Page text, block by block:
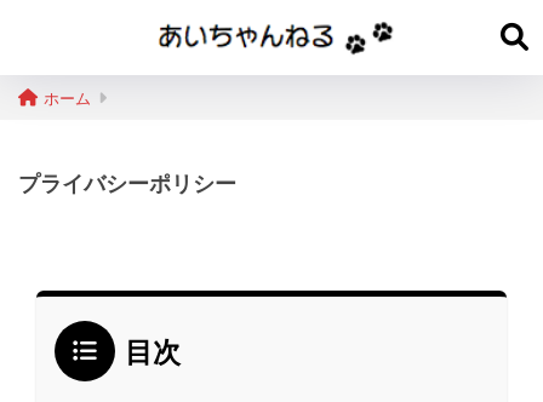
ホーム
プライバシーポリシー
目次